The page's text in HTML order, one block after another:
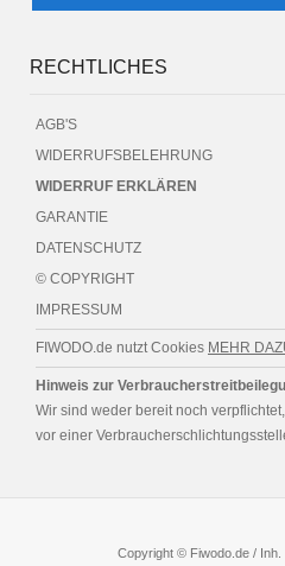
RECHTLICHES
AGB'S
WIDERRUFSBELEHRUNG
WIDERRUF ERKLÄREN
GARANTIE
DATENSCHUTZ
© COPYRIGHT
IMPRESSUM
FIWODO.de nutzt Cookies MEHR
Hinweis zur
Wir sind weder bereit noch
vor einer
Copyright © Fiwodo.de /